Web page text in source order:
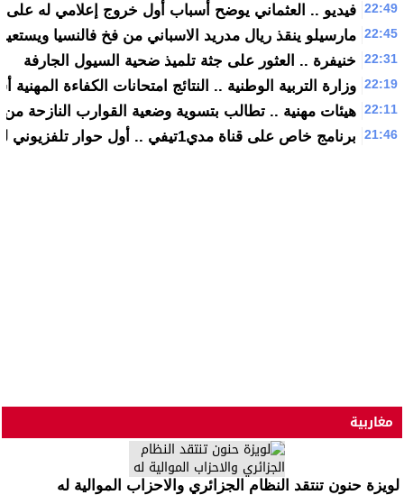
22:49 فيديو .. العثماني يوضح أسباب أول خروج إعلامي له على قناة
22:45 مارسيلو ينقذ ريال مدريد الاسباني من فخ فالنسيا
22:31 خنيفرة .. العثور على جثة تلميذ ضحية السيول الجارفة
22:19 وزارة التربية الوطنية .. النتائج امتحانات الكفاءة المهنية أسفرت عن
22:11 هيئات مهنية .. تطالب بتسوية وضعية القوارب النازحة من
21:46 برنامج خاص على قناة مدي1تيفي .. أول حوار تلفزيوني لرئيس الحكومة سعد الدين العثماني
مغاربية
لويزة حنون تنتقد النظام الجزائري والاحزاب الموالية له